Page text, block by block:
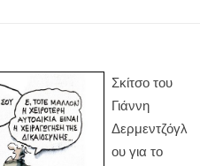
Σκίτσο του
Γιάννη
Δερμεντζόγλ
ου για το